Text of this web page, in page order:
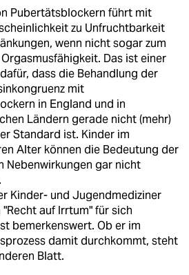
Pubertätsblockern führt mit
zu Unfruchtbarkeit
wenn nicht sogar zum
Das ist einer
dass die Behandlung der
mit
in England und in
Ländern gerade nicht (mehr)
Standard ist. Kinder im
Alter können die Bedeutung der
Nebenwirkungen gar nicht
Kinder- und Jugendmediziner
auf Irrtum" für sich
bemerkenswert. Ob er im
damit durchkommt, steht
Blatt.